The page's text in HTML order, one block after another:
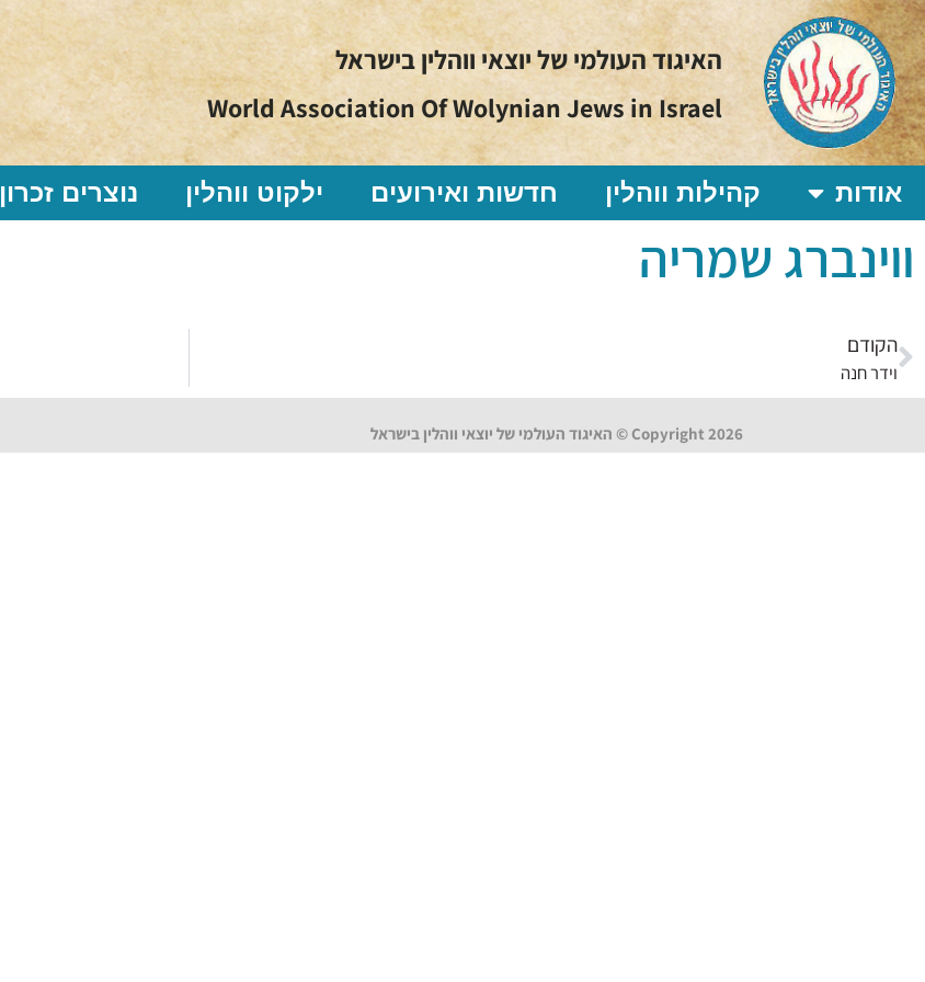
האיגוד העולמי של יוצאי ווהלין בישראל
World Association Of Wolynian Jews in Israel
אודות קהילות ווהלין חדשות ואירועים ילקוט ווהלין נוצרים זכרון
ווינברג שמריה
הקודם
וידר חנה
Copyright 2026 © האיגוד העולמי של יוצאי ווהלין בישראל